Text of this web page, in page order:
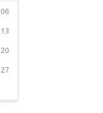
06
13
20
27